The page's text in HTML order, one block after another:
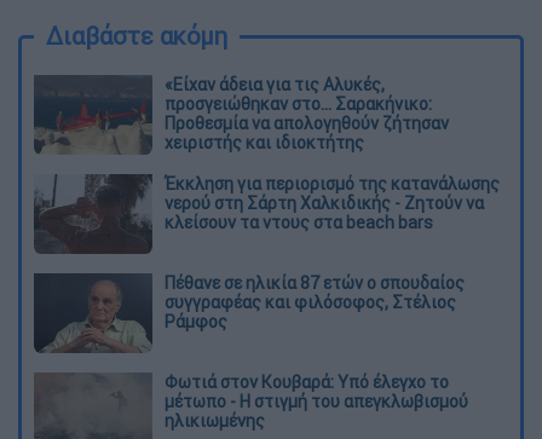
Διαβάστε ακόμη
«Είχαν άδεια για τις Αλυκές,
προσγειώθηκαν στο... Σαρακήνικο:
Προθεσμία να απολογηθούν ζήτησαν
χειριστής και ιδιοκτήτης
Έκκληση για περιορισμό της κατανάλωσης
νερού στη Σάρτη Χαλκιδικής - Ζητούν να
κλείσουν τα ντους στα beach bars
Πέθανε σε ηλικία 87 ετών ο σπουδαίος
συγγραφέας και φιλόσοφος, Στέλιος
Ράμφος
Φωτιά στον Κουβαρά: Υπό έλεγχο το
μέτωπο - Η στιγμή του απεγκλωβισμού
ηλικιωμένης